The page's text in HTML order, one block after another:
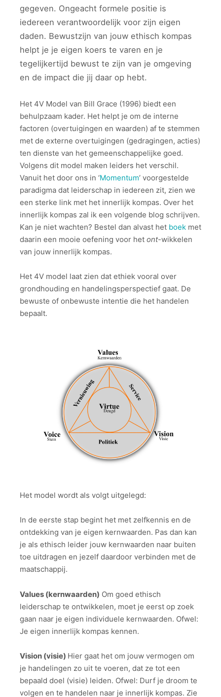
gegeven. Ongeacht formele positie is
iedereen verantwoordelijk voor zijn eigen
daden. Bewustzijn van jouw ethisch kompas
helpt je je eigen koers te varen en je
tegelijkertijd bewust te zijn van je omgeving
en de impact die jij daar op hebt.
Het 4V Model van Bill Grace (1996) biedt een
behulpzaam kader. Het helpt je om de interne
factoren (overtuigingen en waarden) af te stemmen
met de externe overtuigingen (gedragingen, acties)
ten dienste van het gemeenschappelijke goed.
Volgens dit model maken leiders het verschil.
Vanuit het door ons in ‘Momentum’ voorgestelde
paradigma dat leiderschap in iedereen zit, zien we
een sterke link met het innerlijk kompas. Over het
innerlijk kompas zal ik een volgende blog schrijven.
Kan je niet wachten? Bestel dan alvast het boek met
daarin een mooie oefening voor het ont-wikkelen
van jouw innerlijk kompas.
Het 4V model laat zien dat ethiek vooral over
grondhouding en handelingsperspectief gaat. De
bewuste of onbewuste intentie die het handelen
bepaalt.
Het model wordt als volgt uitgelegd:
In de eerste stap begint het met zelfkennis en de
ontdekking van je eigen kernwaarden. Pas dan kan
je als ethisch leider jouw kernwaarden naar buiten
toe uitdragen en jezelf daardoor verbinden met de
maatschappij.
Values (kernwaarden) Om goed ethisch
leiderschap te ontwikkelen, moet je eerst op zoek
gaan naar je eigen individuele kernwaarden. Ofwel:
Je eigen innerlijk kompas kennen.
Vision (visie) Hier gaat het om jouw vermogen om
je handelingen zo uit te voeren, dat ze tot een
bepaald doel (visie) leiden. Ofwel: Durf je droom te
volgen en te handelen naar je innerlijk kompas. Zie